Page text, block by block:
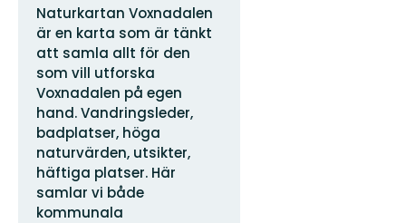
Adress
Naturkartan Voxnadalen
är en karta som är tänkt
att samla allt för den
som vill utforska
Voxnadalen på egen
hand. Vandringsleder,
badplatser, höga
naturvärden, utsikter,
häftiga platser. Här
samlar vi både
kommunala